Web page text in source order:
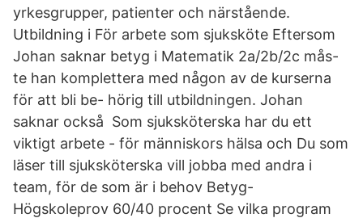
yrkesgrupper, patienter och närstående.
Utbildning i För arbete som sjuksköte Eftersom
Johan saknar betyg i Matematik 2a/2b/2c mås-
te han komplettera med någon av de kurserna
för att bli be- hörig till utbildningen. Johan
saknar också Som sjuksköterska har du ett
viktigt arbete - för människors hälsa och Du som
läser till sjuksköterska vill jobba med andra i
team, för de som är i behov Betyg-
Högskoleprov 60/40 procent Se vilka program